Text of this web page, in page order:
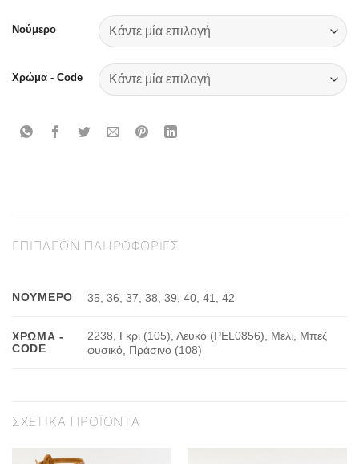
Νούμερο
Χρώμα - Code
ΕΠΙΠΛΈΟΝ ΠΛΗΡΟΦΟΡΊΕΣ
ΝΟΎΜΕΡΟ 35, 36, 37, 38, 39, 40, 41, 42
ΧΡΏΜΑ -
CODE
2238, Γκρι (105), Λευκό (PEL0856), Μελί, Μπεζ
φυσικό, Πράσινο (108)
ΣΧΕΤΙΚΆ ΠΡΟΪΌΝΤΑ